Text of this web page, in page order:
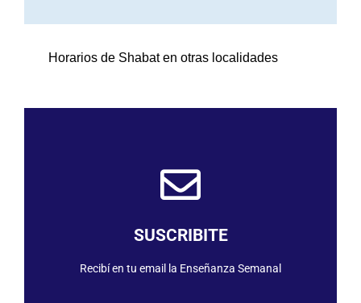
Horarios de Shabat en otras localidades
SUSCRIBITE
Recibí en tu email la Enseñanza Semanal